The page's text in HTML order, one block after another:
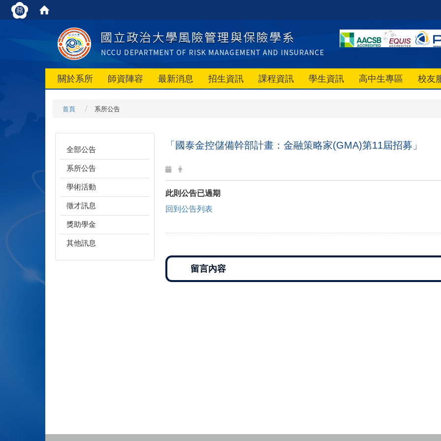
關於系所 師資陣容 最新消息 招生資訊 課程資訊 學生資訊 高中生專區 校友
首頁 系所公告
全部公告
系所公告
學術活動
徵才訊息
獎助學金
其他訊息
「國泰金控儲備幹部計畫：金融策略家(GMA)第11屆招募」
此則公告已過期
回到公告列表